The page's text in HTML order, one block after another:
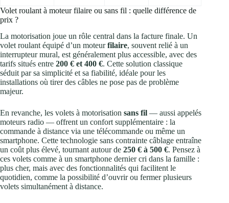
Volet roulant à moteur filaire ou sans fil : quelle différence de
prix ?
La motorisation joue un rôle central dans la facture finale. Un
volet roulant équipé d’un moteurfilaire, souvent relié à un
interrupteur mural, est généralement plus accessible, avec des
tarifs situés entre 200 € et 400 €. Cette solution classique
séduit par sa simplicité et sa fiabilité, idéale pour les
installations où tirer des câbles ne pose pas de problème
majeur.
En revanche, les volets à motorisation sans fil — aussi appelés
moteurs radio — offrent un confort supplémentaire : la
commande à distance via une télécommande ou même un
smartphone. Cette technologie sans contrainte câblage entraîne
un coût plus élevé, tournant autour de 250 € à 500 €. Pensez à
ces volets comme à un smartphone dernier cri dans la famille :
plus cher, mais avec des fonctionnalités qui facilitent le
quotidien, comme la possibilité d’ouvrir ou fermer plusieurs
volets simultanément à distance.